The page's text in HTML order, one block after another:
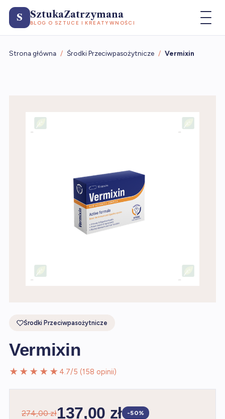
S SztukaZatrzymana
BLOG O SZTUCE I KREATYWNOŚCI
Strona główna / Środki Przeciwpasożytnicze / Vermixin
Środki Przeciwpasożytnicze
Vermixin
★★★★★ 4.7/5 (158 opinii)
274,00 zł137,00 zł -50%